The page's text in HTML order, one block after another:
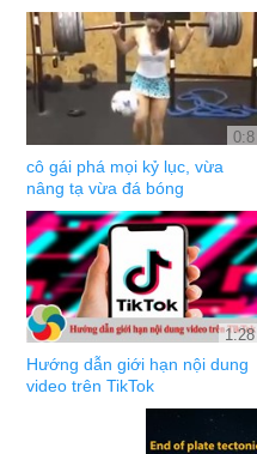
0:8
cô gái phá mọi kỷ lục, vừa
nâng tạ vừa đá bóng
1:28
Hướng dẫn giới hạn nội dung
video trên TikTok